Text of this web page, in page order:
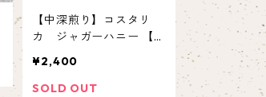
【中深煎り】コスタリ
カ ジャガーハニー 【2
¥2,400
SOLD OUT